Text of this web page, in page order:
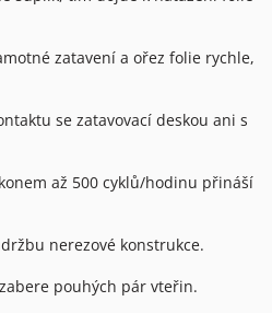
zatavení a ořez folie rychle,
se zatavovací deskou ani s
až 500 cyklů/hodinu přináší
nerezové konstrukce.
pouhých pár vteřin.